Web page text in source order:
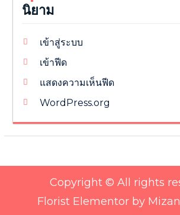
นิยาม
เข้าสู่ระบบ
เข้าฟีด
แสดงความเห็นฟีด
WordPress.org
Copyright © All rights
Florist Elementor by